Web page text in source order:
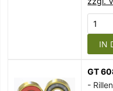
IN
GT
-